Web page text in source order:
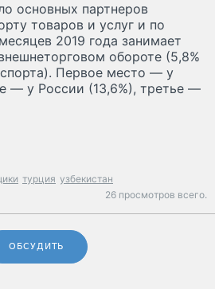
основных партнеров
товаров и услуг и по
2019 года занимает
обороте (5,8%
Первое место — у
— у России (13,6%), третье —
турция узбекистан
26 просмотров всего.
ОБСУДИТЬ